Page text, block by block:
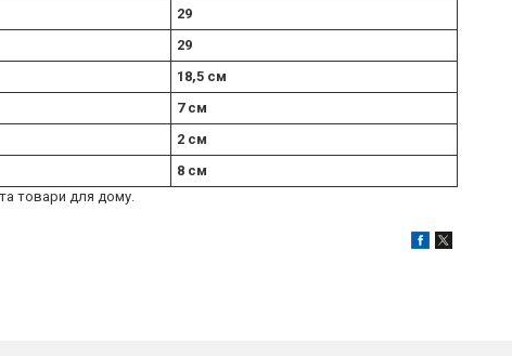
29
29
18,5 см
7 см
2 см
8 см
та товари для дому.